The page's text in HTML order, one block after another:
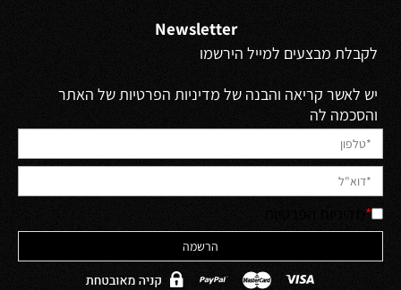
Newsletter
לקבלת מבצעים למייל הירשמו
יש לאשר קריאה והבנה של מדיניות הפרטיות של האתר
והסכמה לה
*